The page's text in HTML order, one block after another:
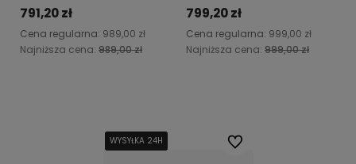
791,20 zł
Cena regularna: 989,00 zł
Najniższa cena: 989,00 zł
photochromic silver
799,20 zł
Cena regularna: 999,00 zł
Najniższa cena: 999,00 zł
WYSYŁKA 24H
WYSYŁKA 24H
WYSYŁKA 24H
WYSYŁKA 24H Do ulubionych